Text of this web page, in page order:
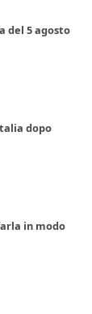
del 5 agosto
dopo
in modo